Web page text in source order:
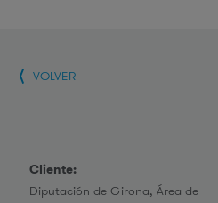
VOLVER
Cliente:
Diputación de Girona, Área de